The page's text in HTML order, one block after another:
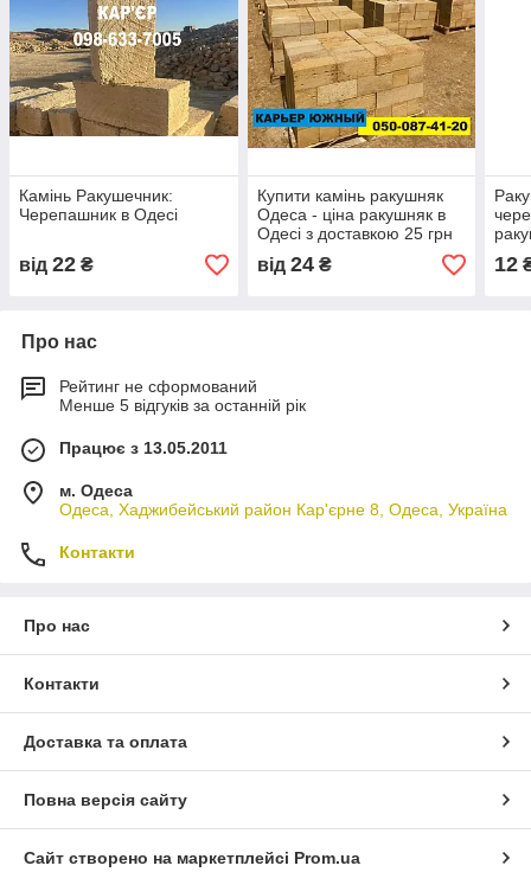
Камінь Ракушечник:
Черепашник в Одесі
від 22 ₴
Купити камінь ракушняк
Одеса - ціна ракушняк в
Одесі з доставкою 25 грн
від 24₴ 12
Про нас
Рейтинг не сформований
Менше 5 відгуків за останній рік
Працює з 13.05.2011
м. Одеса
Одеса, Хаджибейський район Кар'єрне 8, Одеса, Україна
Контакти
Про нас
Контакти
Доставка та оплата
Повна версія сайту
Сайт створено на маркетплейсі Prom.ua